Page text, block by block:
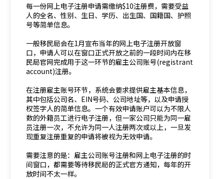
每一份网上电子注册申请需缴纳$10注册费，需要受益
人的全名、性别、生日、学历、出生国、国籍国、护照
号等简单信息。
一般移民局会在1月宣布当年的网上电子注册开放窗
口，申请人可以在窗口正式开放之前的一段时间内在移
民局官网完成用于这一环节的雇主公司账号(registrant
account)注册。
在注册雇主账号环节，系统会要求提供雇主基本信息，
其中包括公司名、EIN号码、公司地址等，以及申请授
权签字人的简单信息。一个有效申请账户可以为不限人
数的外籍员工进行电子注册，但一家公司只能为同一雇
员注册一次，不允许为同一人注册两次或以上，一旦发
现重复注册重复的申请将被视为无效申请。
需要注意的是：雇主公司账号注册和网上电子注册的时
间窗口，都需要等待移民局的正式官方通知，每年的开
放时间不太一样。